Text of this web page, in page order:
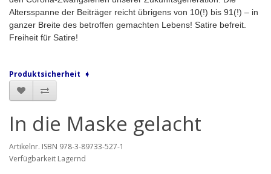
Altersspanne der Beiträger reicht übrigens von 10(!) bis 91(!) – in
ganzer Breite des betroffen gemachten Lebens! Satire befreit.
Freiheit für Satire!
Produktsicherheit ➧
In die Maske gelacht
Artikelnr. ISBN 978-3-89733-527-1
Verfügbarkeit Lagernd